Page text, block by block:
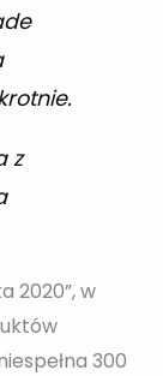
z
2020”, w
300